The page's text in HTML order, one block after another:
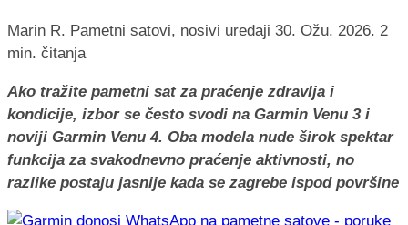
Marin R. Pametni satovi, nosivi uređaji 30. Ožu. 2026. 2
min. čitanja
Ako tražite pametni sat za praćenje zdravlja i
kondicije, izbor se često svodi na Garmin Venu 3 i
noviji Garmin Venu 4. Oba modela nude širok spektar
funkcija za svakodnevno praćenje aktivnosti, no
razlike postaju jasnije kada se zagrebe ispod površine